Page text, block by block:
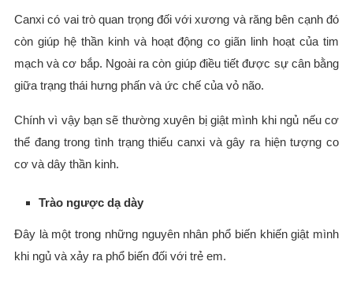
Canxi có vai trò quan trọng đối với xương và răng bên cạnh đó
còn giúp hệ thần kinh và hoạt động co giãn linh hoạt của tim
mạch và cơ bắp. Ngoài ra còn giúp điều tiết được sự cân bằng
giữa trạng thái hưng phấn và ức chế của vỏ não.
Chính vì vậy bạn sẽ thường xuyên bị giật mình khi ngủ nếu cơ
thể đang trong tình trạng thiếu canxi và gây ra hiện tượng co
cơ và dây thần kinh.
Trào ngược dạ dày
Đây là một trong những nguyên nhân phổ biến khiến giật mình
khi ngủ và xảy ra phổ biến đối với trẻ em.